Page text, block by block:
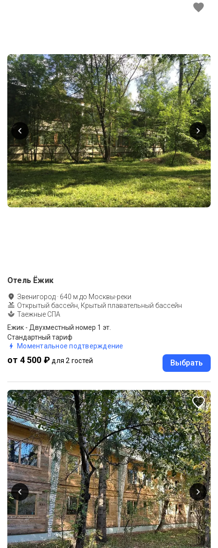
Отель Ёжик
Звенигород · 640 м до Москвы-реки
Открытый бассейн, Крытый плавательный бассейн
Таежные СПА
Ежик - Двухместный номер 1 эт.
Стандартный тариф
Моментальное подтверждение
от 4 500 ₽ для 2 гостей Выбрать